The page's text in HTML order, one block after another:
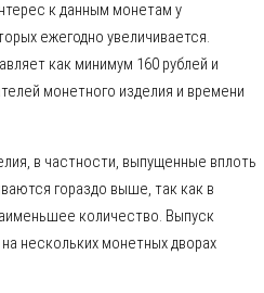
к данным монетам у
ежегодно увеличивается.
как минимум 160 рублей и
монетного изделия и времени
в частности, выпущенные вплоть
гораздо выше, так как в
количество. Выпуск
нескольких монетных дворах